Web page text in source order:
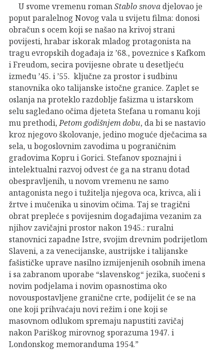
U svome vremenu romanStablo snova djelovao je
poput paralelnog Novog vala u svijetu filma: donosi
obračun s ocem koji se našao na krivoj strani
povijesti, hrabar iskorak mladog protagonista na
tragu evropskih događaja iz ’68., poveznice s Kafkom
i Freudom, secira povijesne obrate u desetljeću
između ’45. i ’55. ključne za prostor i sudbinu
stanovnika oko talijanske istočne granice. Zaplet se
oslanja na proteklo razdoblje fašizma u istarskom
selu sagledano očima djeteta Stefana u romanu koji
mu prethodi,Petom godišnjem dobu, da bi se nastavio
kroz njegovo školovanje, jedino moguće dječacima sa
sela, u bogoslovnim zavodima u pograničnim
gradovima Kopru i Gorici. Stefanov spoznajni i
intelektualni razvoj odvest će ga na stranu dotad
obespravljenih, u novom vremenu ne samo
antagonista nego i tužitelja njegova oca, krivca, ali i
žrtve i mučenika u sinovim očima. Taj se tragični
obrat prepleće s povijesnim događajima vezanim za
njihov zavičajni prostor nakon 1945.: ruralni
stanovnici zapadne Istre, svojim drevnim podrijetlom
Slaveni, a za venecijanske, austrijske i talijanske
fašističke uprave nasilno izmijenjenih osobnih imena
i sa zabranom uporabe “slavenskog“ jezika, suočeni s
novim podjelama i novim opasnostima oko
novouspostavljene granične crte, podijelit će se na
one koji prihvaćaju novi režim i one koji se
masovnom odlukom spremaju napustiti zavičaj
nakon Pariškog mirovnog sporazuma 1947. i
Londonskog memoranduma 1954.”